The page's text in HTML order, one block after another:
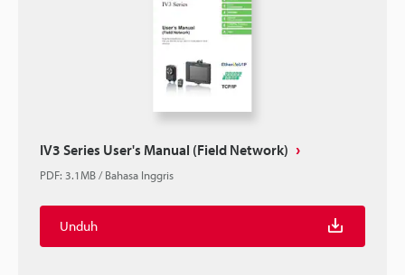
IV3 Series User's Manual (Field Network)
PDF: 3.1MB/Bahasa Inggris
Unduh